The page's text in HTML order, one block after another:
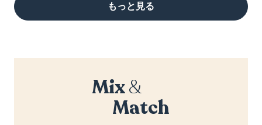
もっと見る
Mix&
Match